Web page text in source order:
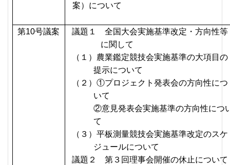
案）について
第10号議案
議題１ 全国大会実施基準改定・方向性等
に関して
（１）農業鑑定競技会実施基準の大項目の
提示について
（２）①プロジェクト発表会の方向性につ
いて
②意見発表会実施基準の方向性につ
て
（３）平板測量競技会実施基準改定のスケ
ジュールについて
議題２ 第３回理事会開催の休止について